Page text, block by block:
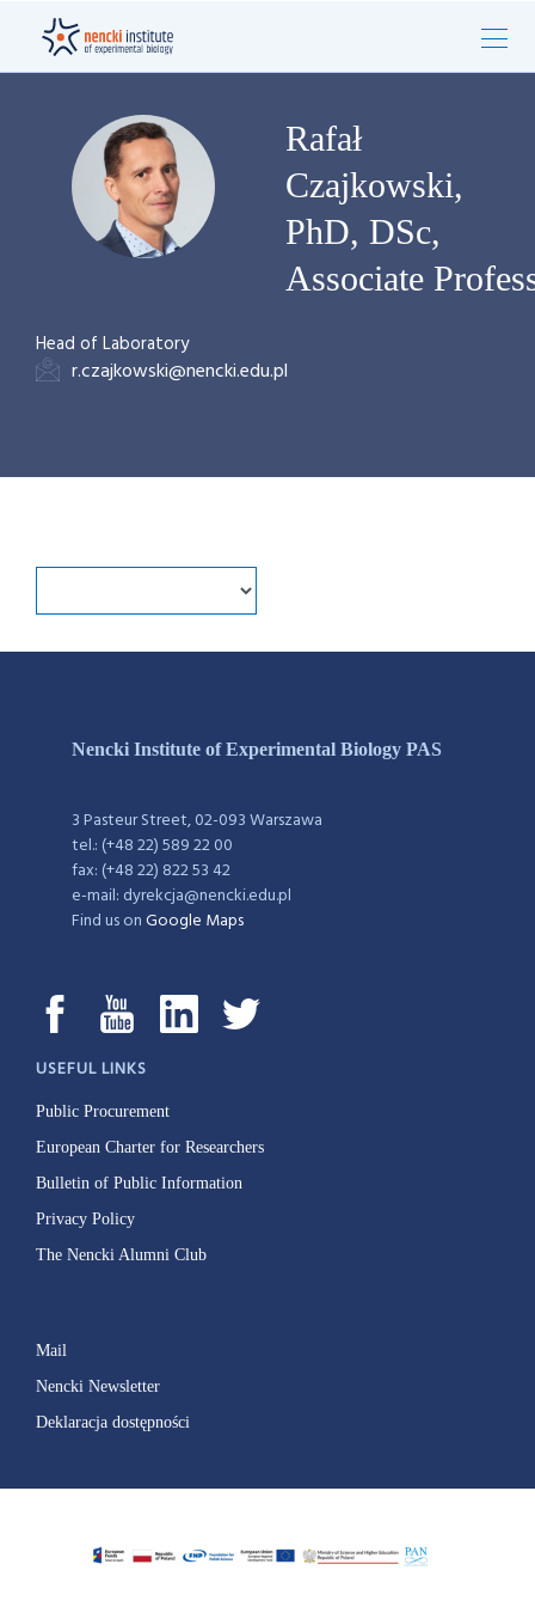
Rafał
Czajkowski,
PhD, DSc,
Associate
Head of Laboratory
r.czajkowski@nencki.edu.pl
Nencki Institute of Experimental Biology PAS
3 Pasteur Street, 02-093 Warszawa
tel.: (+48 22) 589 22 00
fax: (+48 22) 822 53 42
e-mail: dyrekcja@nencki.edu.pl
Find us onGoogle Maps
USEFUL LINKS
Public Procurement
European Charter for Researchers
Bulletin of Public Information
Privacy Policy
The Nencki Alumni Club
Mail
Nencki Newsletter
Deklaracja dostępności